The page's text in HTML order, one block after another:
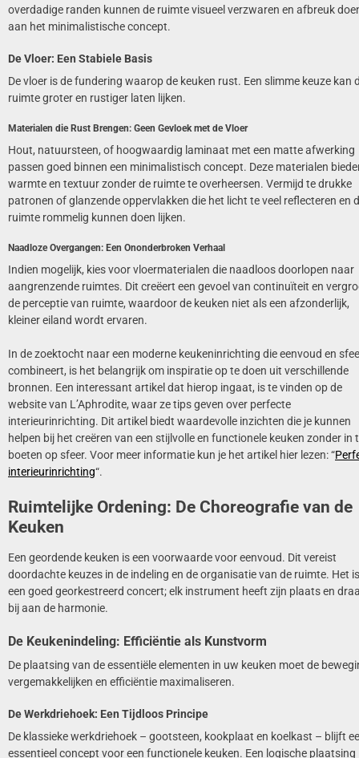
overdadige randen kunnen de ruimte visueel verzwaren en afbreuk
aan het minimalistische concept.
De Vloer: Een Stabiele Basis
De vloer is de fundering waarop de keuken rust. Een slimme keuze kan
ruimte groter en rustiger laten lijken.
Materialen die Rust Brengen: Geen Gevloek met de Vloer
Hout, natuursteen, of hoogwaardig laminaat met een matte afwerking
passen goed binnen een minimalistisch concept. Deze materialen
warmte en textuur zonder de ruimte te overheersen. Vermijd te drukke
patronen of glanzende oppervlakken die het licht te veel reflecteren en
ruimte rommelig kunnen doen lijken.
Naadloze Overgangen: Een Ononderbroken Verhaal
Indien mogelijk, kies voor vloermaterialen die naadloos doorlopen naar
aangrenzende ruimtes. Dit creëert een gevoel van continuïteit en
de perceptie van ruimte, waardoor de keuken niet als een afzonderlijk,
kleiner eiland wordt ervaren.
In de zoektocht naar een moderne keukeninrichting die eenvoud en
combineert, is het belangrijk om inspiratie op te doen uit verschillende
bronnen. Een interessant artikel dat hierop ingaat, is te vinden op de
website van L’Aphrodite, waar ze tips geven over perfecte
interieurinrichting. Dit artikel biedt waardevolle inzichten die je kunnen
helpen bij het creëren van een stijlvolle en functionele keuken zonder in
boeten op sfeer. Voor meer informatie kun je het artikel hier lezen: “
interieurinrichting“.
Ruimtelijke Ordening: De Choreografie van de
Keuken
Een geordende keuken is een voorwaarde voor eenvoud. Dit vereist
doordachte keuzes in de indeling en de organisatie van de ruimte. Het
een goed georkestreerd concert; elk instrument heeft zijn plaats en
bij aan de harmonie.
De Keukenindeling: Efficiëntie als Kunstvorm
De plaatsing van de essentiële elementen in uw keuken moet de
vergemakkelijken en efficiëntie maximaliseren.
De Werkdriehoek: Een Tijdloos Principe
De klassieke werkdriehoek – gootsteen, kookplaat en koelkast – blijft
essentieel concept voor een functionele keuken. Een logische plaatsing